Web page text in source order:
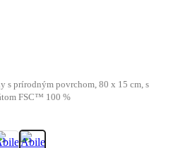
s prírodným povrchom, 80 x 15 cm, s
FSC™ 100 %